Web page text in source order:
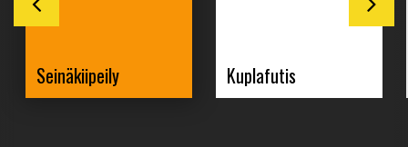
Seinäkiipeily Kuplafutis